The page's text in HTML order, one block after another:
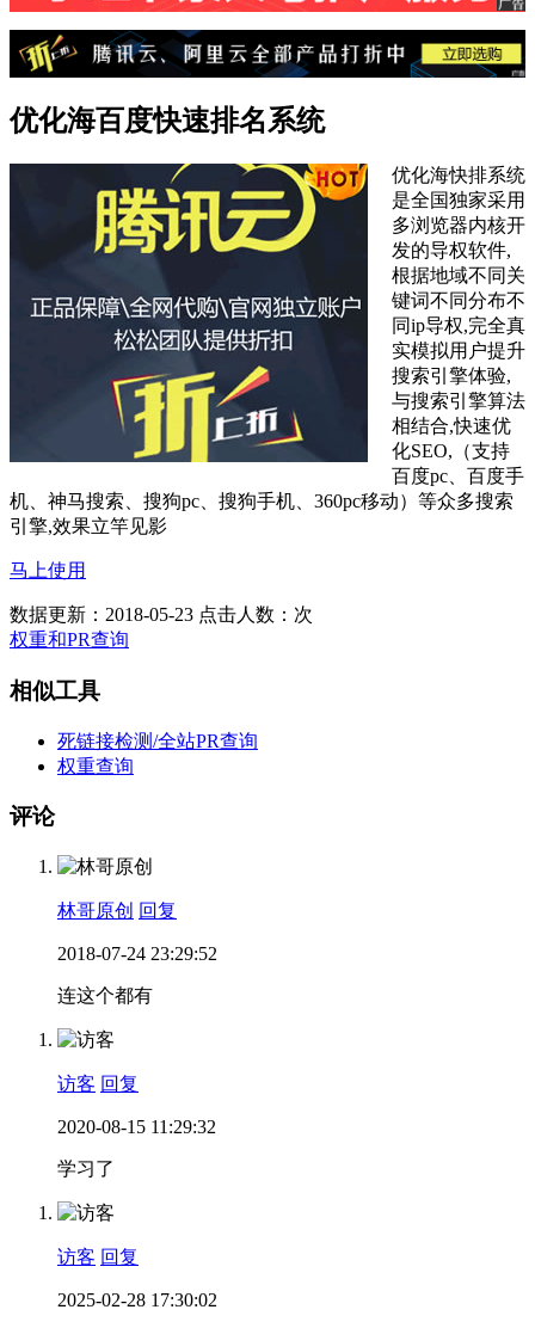
优化海百度快速排名系统
优化海快排系统
是全国独家采用
多浏览器内核开
发的导权软件,
根据地域不同关
键词不同分布不
同ip导权,完全真
实模拟用户提升
搜索引擎体验,
与搜索引擎算法
相结合,快速优
化SEO,（支持
百度pc、百度手
机、神马搜索、搜狗pc、搜狗手机、360pc移动）等众多搜索
引擎,效果立竿见影
马上使用
数据更新：2018-05-23 点击人数： 次
权重和PR查询
相似工具
死链接检测/全站PR查询
权重查询
评论
林哥原创 回复
2018-07-24 23:29:52
连这个都有
访客 回复
2020-08-15 11:29:32
学习了
访客 回复
2025-02-28 17:30:02